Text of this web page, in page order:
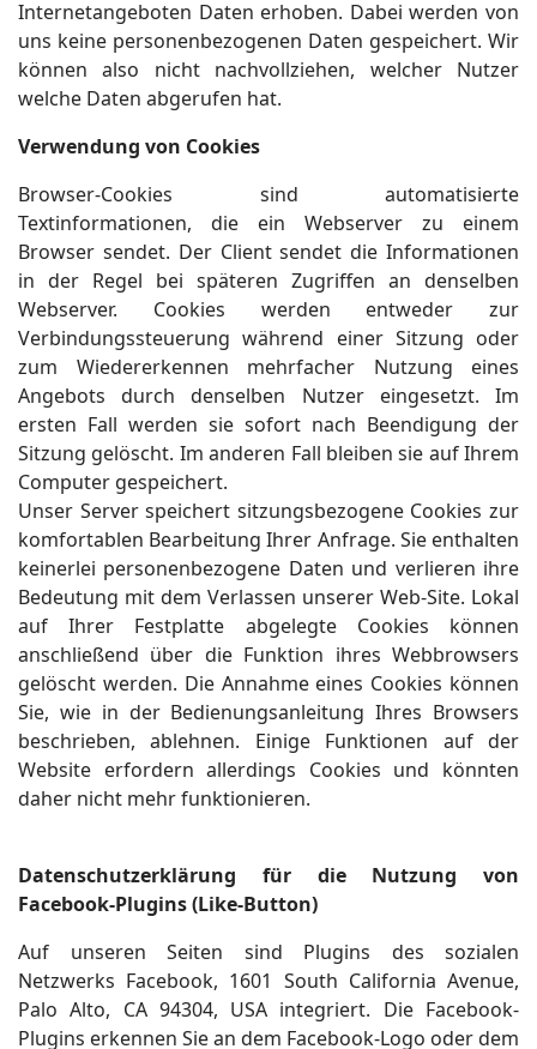
Internetangeboten Daten erhoben. Dabei werden von
uns keine personenbezogenen Daten gespeichert. Wir
können also nicht nachvollziehen, welcher Nutzer
welche Daten abgerufen hat.
Verwendung von Cookies
Browser-Cookies sind automatisierte
Textinformationen, die ein Webserver zu einem
Browser sendet. Der Client sendet die Informationen
in der Regel bei späteren Zugriffen an denselben
Webserver. Cookies werden entweder zur
Verbindungssteuerung während einer Sitzung oder
zum Wiedererkennen mehrfacher Nutzung eines
Angebots durch denselben Nutzer eingesetzt. Im
ersten Fall werden sie sofort nach Beendigung der
Sitzung gelöscht. Im anderen Fall bleiben sie auf Ihrem
Computer gespeichert.
Unser Server speichert sitzungsbezogene Cookies zur
komfortablen Bearbeitung Ihrer Anfrage. Sie enthalten
keinerlei personenbezogene Daten und verlieren ihre
Bedeutung mit dem Verlassen unserer Web-Site. Lokal
auf Ihrer Festplatte abgelegte Cookies können
anschließend über die Funktion ihres Webbrowsers
gelöscht werden. Die Annahme eines Cookies können
Sie, wie in der Bedienungsanleitung Ihres Browsers
beschrieben, ablehnen. Einige Funktionen auf der
Website erfordern allerdings Cookies und könnten
daher nicht mehr funktionieren.
Datenschutzerklärung für die Nutzung von
Facebook-Plugins (Like-Button)
Auf unseren Seiten sind Plugins des sozialen
Netzwerks Facebook, 1601 South California Avenue,
Palo Alto, CA 94304, USA integriert. Die Facebook-
Plugins erkennen Sie an dem Facebook-Logo oder dem